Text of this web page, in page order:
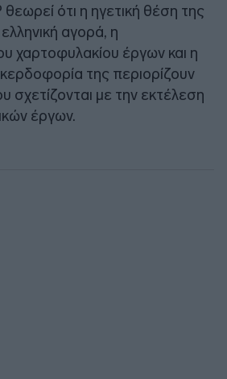
ότι η ηγετική θέση της
αγορά, η
χαρτοφυλακίου έργων και η
της περιορίζουν
σχετίζονται με την εκτέλεση
έργων.